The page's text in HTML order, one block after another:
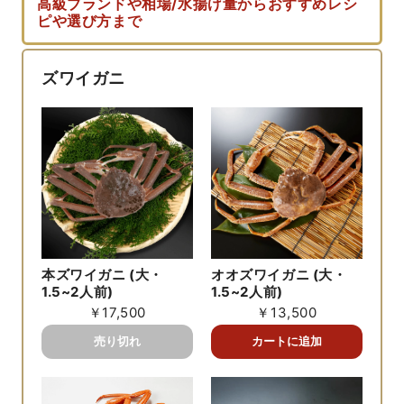
高級ブランドや相場/水揚げ量からおすすめレシ
ピや選び方まで
ズワイガニ
本ズワイガニ (大・
1.5~2人前)
￥17,500
オオズワイガニ (大・
1.5~2人前)
￥13,500